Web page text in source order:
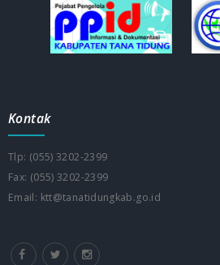
Kontak
Tlp: (055) 3202-2399
Fax: (055) 3202-2399
Email: ktt@tanatidungkab.go.id